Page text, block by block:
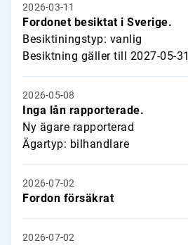
2026-03-11
Fordonet besiktat i Sverige.
Besiktiningstyp: vanlig
Besiktning gäller till 2027-05-31
2026-05-08
Inga lån rapporterade.
Ny ägare rapporterad
Ägartyp: bilhandlare
2026-07-02
Fordon försäkrat
2026-07-02